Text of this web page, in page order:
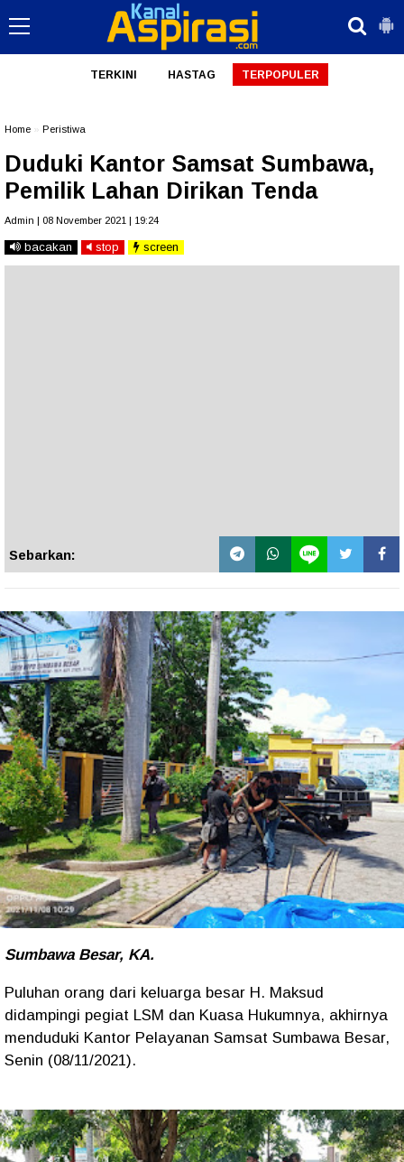
TERKINI HASTAG TERPOPULER
Home Peristiwa
Duduki Kantor Samsat Sumbawa,
Pemilik Lahan Dirikan Tenda
Admin | 08 November 2021 | 19:24
bacakan stop screen
Sebarkan:
Sumbawa Besar, KA.
Puluhan orang dari keluarga besar H. Maksud
didampingi pegiat LSM dan Kuasa Hukumnya, akhirnya
menduduki Kantor Pelayanan Samsat Sumbawa Besar,
Senin (08/11/2021).